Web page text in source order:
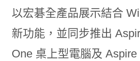
以宏碁全產品展示結合
新功能，並同步推出
One 桌上型電腦及